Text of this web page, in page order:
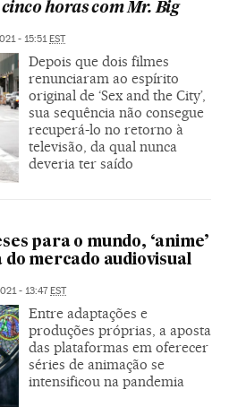
cinco horas com Mr. Big
- 15:51 EST
Depois que dois filmes
renunciaram ao espírito
original de ‘Sex and the City’,
sua sequência não consegue
recuperá-lo no retorno à
televisão, da qual nunca
deveria ter saído
para o mundo, ‘anime’
do mercado audiovisual
- 13:47 EST
Entre adaptações e
produções próprias, a aposta
das plataformas em oferecer
séries de animação se
intensificou na pandemia